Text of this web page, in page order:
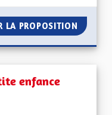
LA PROPOSITION UN
enfance